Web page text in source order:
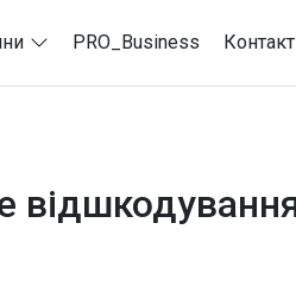
PRO_Business